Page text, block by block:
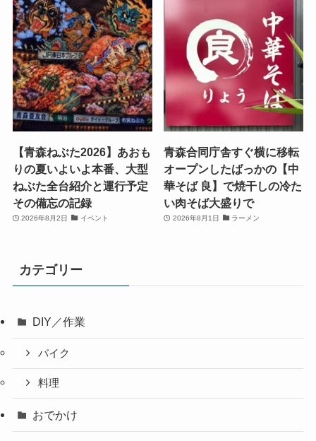
【青森ねぶた2026】あおも
りの夏いよいよ本番、大型
ねぶた全台紹介と運行予定
その備忘の記録
2026年8月2日 イベント
青森合同庁舎すぐ横に移転
オープンしたばっかの【中
華そば 良】で焼干しの冷た
い肉そば大盛りで
2026年8月1日 ラーメン
カテゴリー
DIY／作業
バイク
料理
おでかけ